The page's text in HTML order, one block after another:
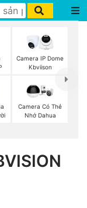
Camera IP Dome
Kbviison
Camera Có Thẻ
Nhớ Dahua